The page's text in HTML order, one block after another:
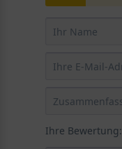
Ihre Bewertung: